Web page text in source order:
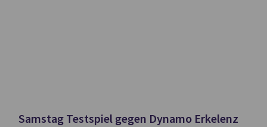
Samstag Testspiel gegen Dynamo Erkelenz